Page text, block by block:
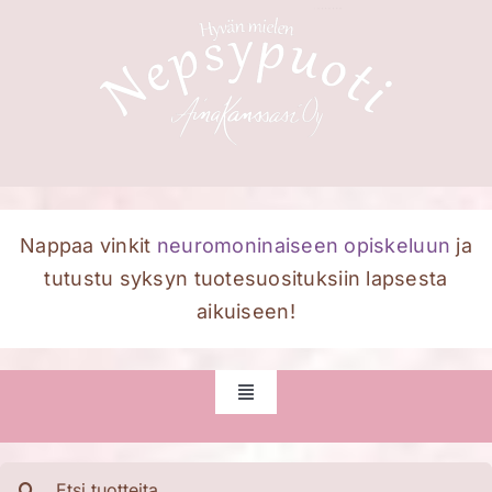
Nappaa vinkit neuromoninaiseen opiskeluun ja
tutustu syksyn tuotesuosituksiin lapsesta
aikuiseen!
Toggle
Etusivu